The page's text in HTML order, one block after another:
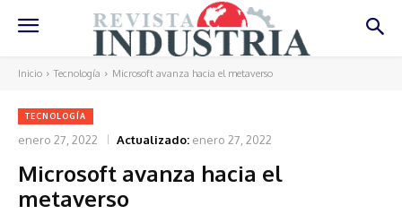
Inicio Tecnología Microsoft avanza hacia el metaverso
TECNOLOGÍA
enero 27, 2022 Actualizado: enero 27, 2022
Microsoft avanza hacia el
metaverso